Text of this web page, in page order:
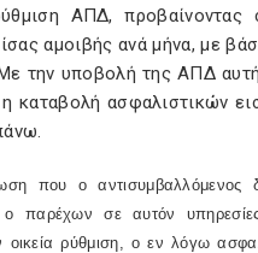
ΑΠΔ, προβαίνοντας
αμοιβής ανά μήνα, με
την υποβολή της ΑΠΔ
καταβολή ασφαλιστικών
που ο αντισυμβαλλόμενος
ο παρέχων σε αυτόν
οικεία ρύθμιση, ο εν λόγω